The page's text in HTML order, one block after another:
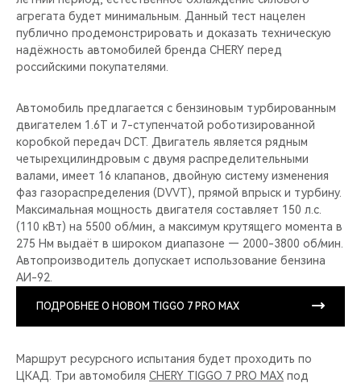
агрегата будет минимальным. Данный тест нацелен
публично продемонстрировать и доказать техническую
надёжность автомобилей бренда CHERY перед
российскими покупателями.
Автомобиль предлагается с бензиновым турбированным
двигателем 1.6T и 7-ступенчатой роботизированной
коробкой передач DCT. Двигатель является рядным
четырехцилиндровым с двумя распределительными
валами, имеет 16 клапанов, двойную систему изменения
фаз газораспределения (DVVT), прямой впрыск и турбину.
Максимальная мощность двигателя составляет 150 л.с.
(110 кВт) на 5500 об/мин, а максимум крутящего момента в
275 Нм выдаёт в широком диапазоне — 2000-3800 об/мин.
Автопроизводитель допускает использование бензина
АИ-92.
ПОДРОБНЕЕ О НОВОМ TIGGO 7 PRO MAX
Маршрут ресурсного испытания будет проходить по
ЦКАД. Три автомобиля CHERY TIGGO 7 PRO MAX под